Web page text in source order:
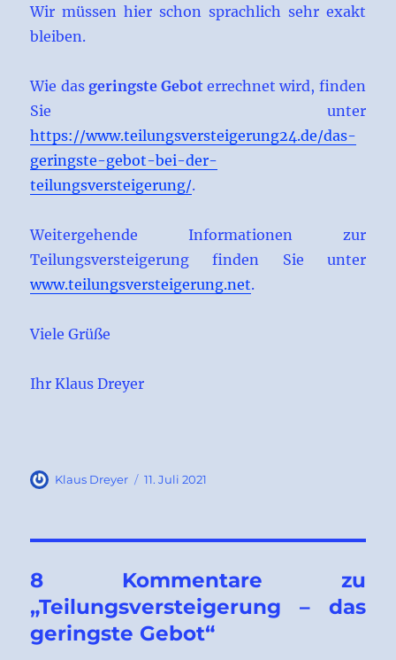
Wir müssen hier schon sprachlich sehr exakt
bleiben.
Wie das geringste Gebot errechnet wird, finden
Sie unter
https://www.teilungsversteigerung24.de/das-
geringste-gebot-bei-der-
teilungsversteigerung/.
Weitergehende Informationen zur
Teilungsversteigerung finden Sie unter
www.teilungsversteigerung.net.
Viele Grüße
Ihr Klaus Dreyer
Autor
Klaus Dreyer
Veröffentlicht
11. Juli 2021
8 Kommentare zu
„Teilungsversteigerung – das
geringste Gebot“